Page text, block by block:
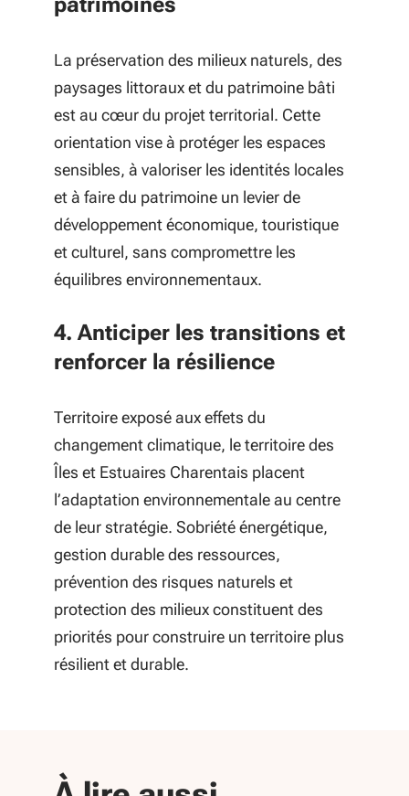
La préservation des milieux naturels, des
paysages littoraux et du patrimoine bâti
est au cœur du projet territorial. Cette
orientation vise à protéger les espaces
sensibles, à valoriser les identités locales
et à faire du patrimoine un levier de
développement économique, touristique
et culturel, sans compromettre les
équilibres environnementaux.
4. Anticiper les transitions et
renforcer la résilience
Territoire exposé aux effets du
changement climatique, le territoire des
Îles et Estuaires Charentais placent
l’adaptation environnementale au centre
de leur stratégie. Sobriété énergétique,
gestion durable des ressources,
prévention des risques naturels et
protection des milieux constituent des
priorités pour construire un territoire plus
résilient et durable.